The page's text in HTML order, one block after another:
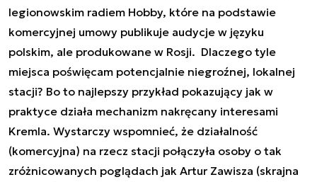
legionowskim radiem Hobby, które na podstawie
komercyjnej umowy publikuje audycje w języku
polskim, ale produkowane w Rosji. Dlaczego tyle
miejsca poświęcam potencjalnie niegroźnej, lokalnej
stacji? Bo to najlepszy przykład pokazujący jak w
praktyce działa mechanizm nakręcany interesami
Kremla. Wystarczy wspomnieć, że działalność
(komercyjna) na rzecz stacji połączyła osoby o tak
zróżnicowanych poglądach jak Artur Zawisza (skrajna